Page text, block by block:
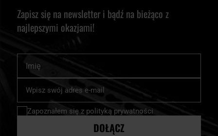
Zapisz się na newsletter i bądź na bieżąco z
najlepszymi okazjami!
nasz
newsletter:
Zapoznałem się z polityką prywatności
DOŁĄCZ